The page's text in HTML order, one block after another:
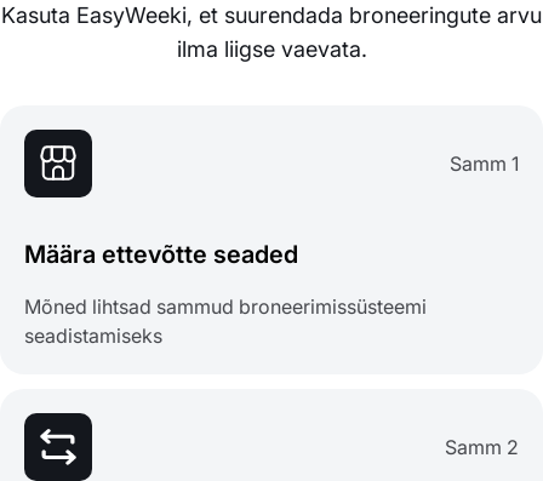
Kasuta EasyWeeki, et suurendada broneeringute arvu
ilma liigse vaevata.
Samm 1
Määra ettevõtte seaded
Mõned lihtsad sammud broneerimissüsteemi
seadistamiseks
Samm 2